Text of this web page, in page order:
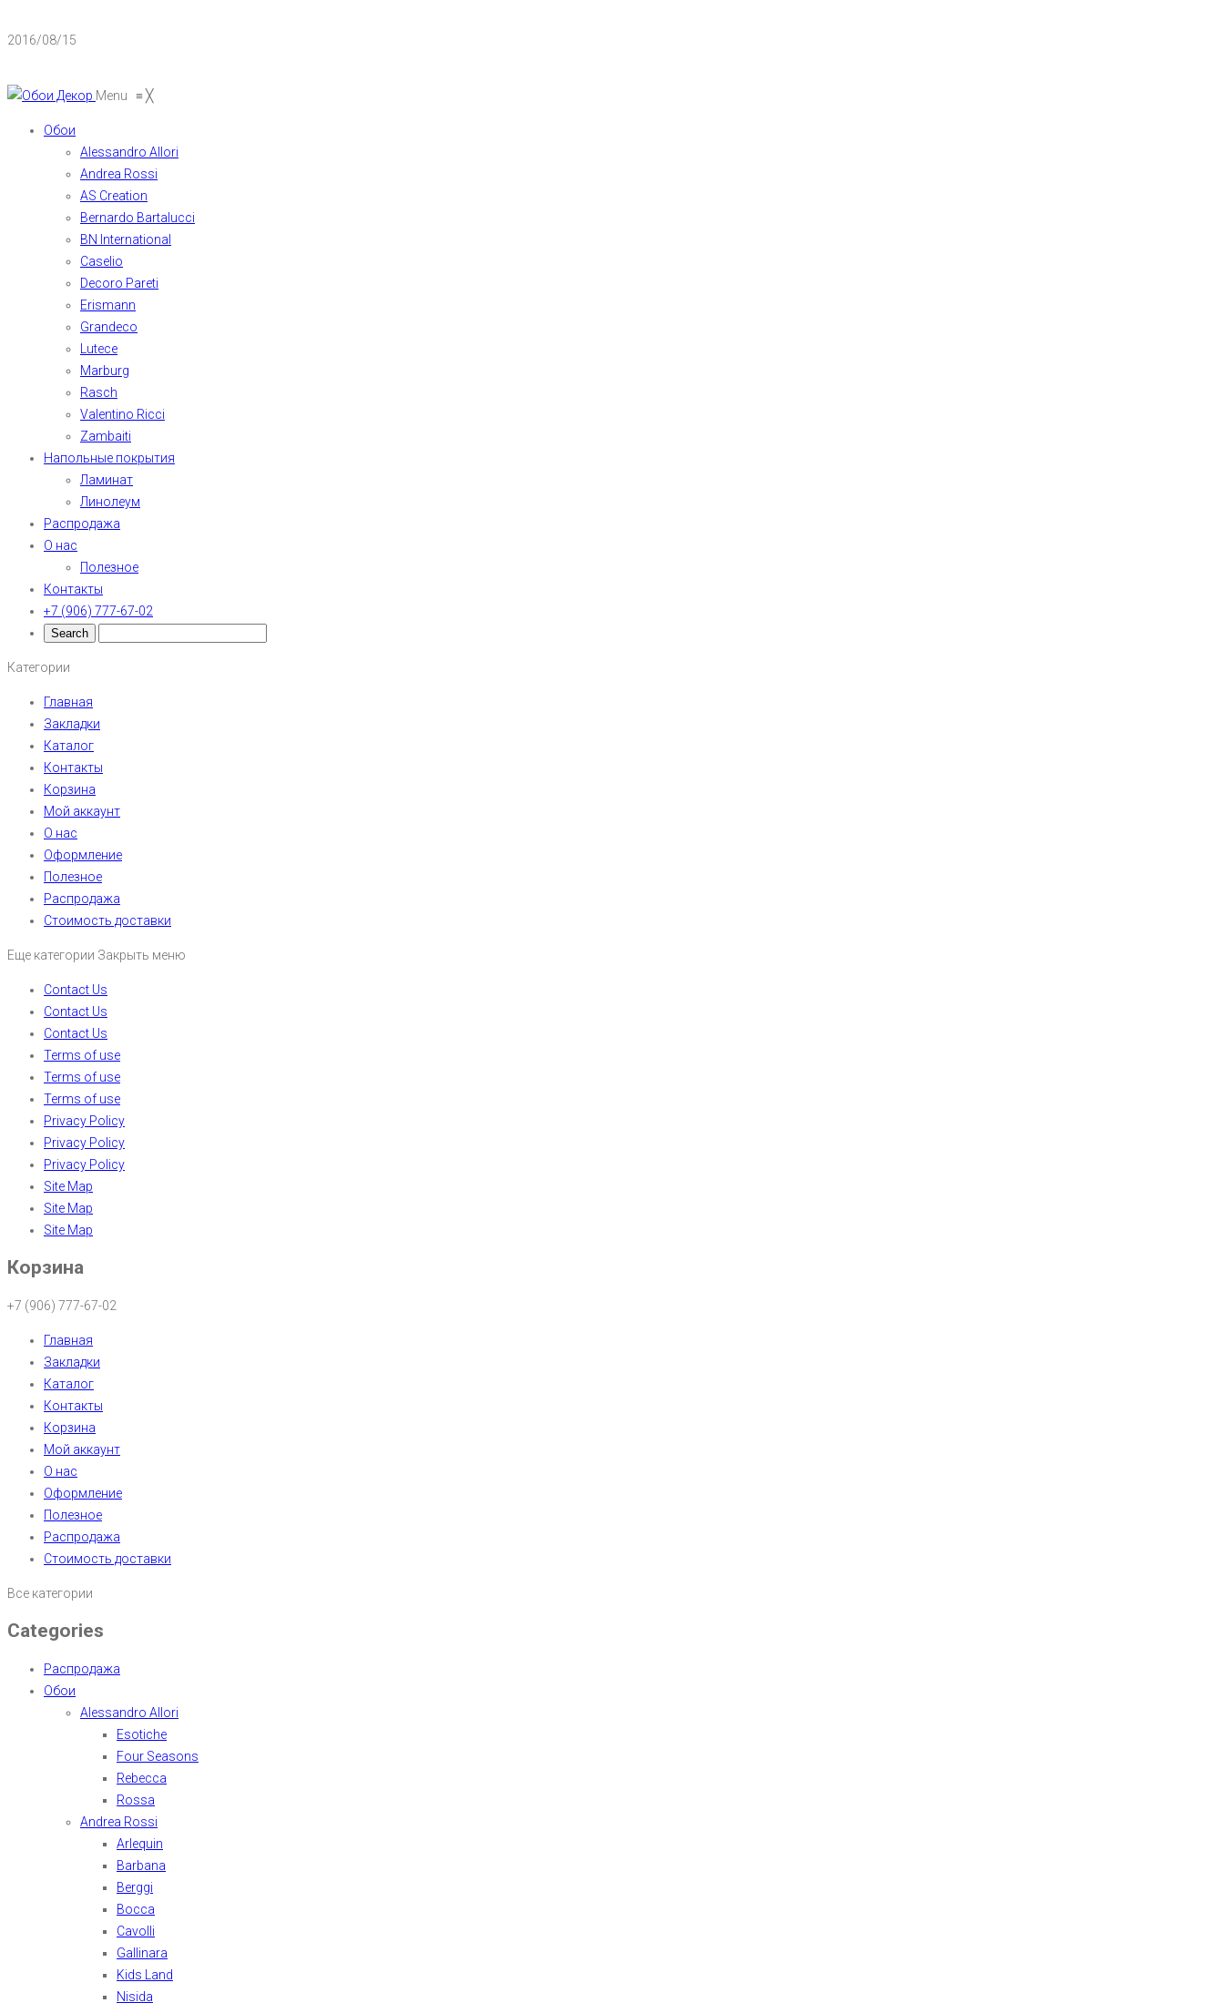
2016/08/15
Menu ≡╳
Обои
Alessandro Allori
Andrea Rossi
AS Creation
Bernardo Bartalucci
BN International
Caselio
Decoro Pareti
Erismann
Grandeco
Lutece
Marburg
Rasch
Valentino Ricci
Zambaiti
Напольные покрытия
Ламинат
Линолеум
Распродажа
О нас
Полезное
Контакты
+7 (906) 777-67-02
Категории
Главная
Закладки
Каталог
Контакты
Корзина
Мой аккаунт
О нас
Оформление
Полезное
Распродажа
Стоимость доставки
Еще категории Закрыть меню
Contact Us
Contact Us
Contact Us
Terms of use
Terms of use
Terms of use
Privacy Policy
Privacy Policy
Privacy Policy
Site Map
Site Map
Site Map
Корзина
+7 (906) 777-67-02
Главная
Закладки
Каталог
Контакты
Корзина
Мой аккаунт
О нас
Оформление
Полезное
Распродажа
Стоимость доставки
Все категории
Categories
Распродажа
Обои
Alessandro Allori
Esotiche
Four Seasons
Rebecca
Rossa
Andrea Rossi
Arlequin
Barbana
Berggi
Bocca
Cavolli
Gallinara
Kids Land
Nisida